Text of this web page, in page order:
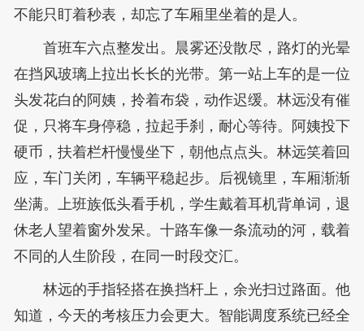
不能只盯着秒表，却忘了车厢里坐着的是人。
首班车六点整发出。晨雾还没散尽，路灯的光晕
在挡风玻璃上拉出长长的光带。第一站上车的是一位
头发花白的阿姨，拎着布袋，动作迟缓。林远没有催
促，只将车身停稳，拉起手刹，耐心等待。阿姨投下
硬币，扶着栏杆慢慢坐下，朝他点点头。林远笑着回
应，车门关闭，车辆平稳起步。后视镜里，车厢渐渐
坐满。上班族低头看手机，学生戴着耳机背单词，退
休老人望着窗外发呆。十路车像一条流动的河，载着
不同的人生阶段，在同一时段交汇。
林远的手指轻搭在换挡杆上，余光扫过路面。他
知道，今天的考核压力会更大。智能调度系统已经全